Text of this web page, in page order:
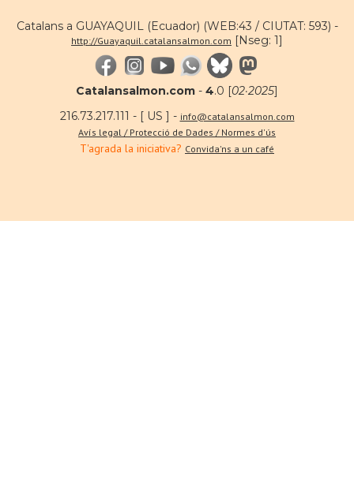
Catalans a GUAYAQUIL (Ecuador) (WEB:43 / CIUTAT: 593) -
http://Guayaquil.catalansalmon.com [Nseg: 1]
Catalansalmon.com - 4.0 [02·2025]
216.73.217.111 - [ US ] - info@catalansalmon.com
Avís legal / Protecció de Dades / Normes d'ús
T'agrada la iniciativa? Convida'ns a un café